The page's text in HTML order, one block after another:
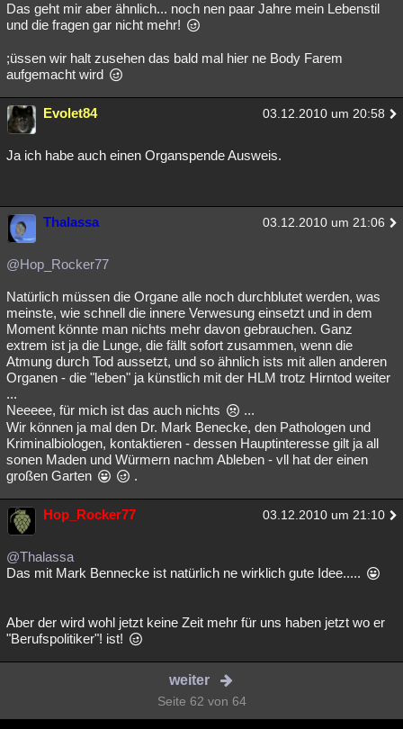
Das geht mir aber ähnlich... noch nen paar Jahre mein Lebenstil
und die fragen gar nicht mehr!
;üssen wir halt zusehen das bald mal hier ne Body Farem
aufgemacht wird
Evolet84 03.12.2010 um 20:58
Ja ich habe auch einen Organspende Ausweis.
Thalassa 03.12.2010 um 21:06
@Hop_Rocker77
Natürlich müssen die Organe alle noch durchblutet werden, was
meinste, wie schnell die innere Verwesung einsetzt und in dem
Moment könnte man nichts mehr davon gebrauchen. Ganz
extrem ist ja die Lunge, die fällt sofort zusammen, wenn die
Atmung durch Tod aussetzt, und so ähnlich ists mit allen anderen
Organen - die "leben" ja künstlich mit der HLM trotz Hirntod weiter
...
Neeeee, für mich ist das auch nichts
...
Wir können ja mal den Dr. Mark Benecke, den Pathologen und
Kriminalbiologen, kontaktieren - dessen Hauptinteresse gilt ja all
sonen Maden und Würmern nachm Ableben - vll hat der einen
großen Garten
.
Hop_Rocker77 03.12.2010 um 21:10
@Thalassa
Das mit Mark Bennecke ist natürlich ne wirklich gute Idee.....
Aber der wird wohl jetzt keine Zeit mehr für uns haben jetzt wo er
"Berufspolitiker"! ist!
weiter
Seite 62 von 64